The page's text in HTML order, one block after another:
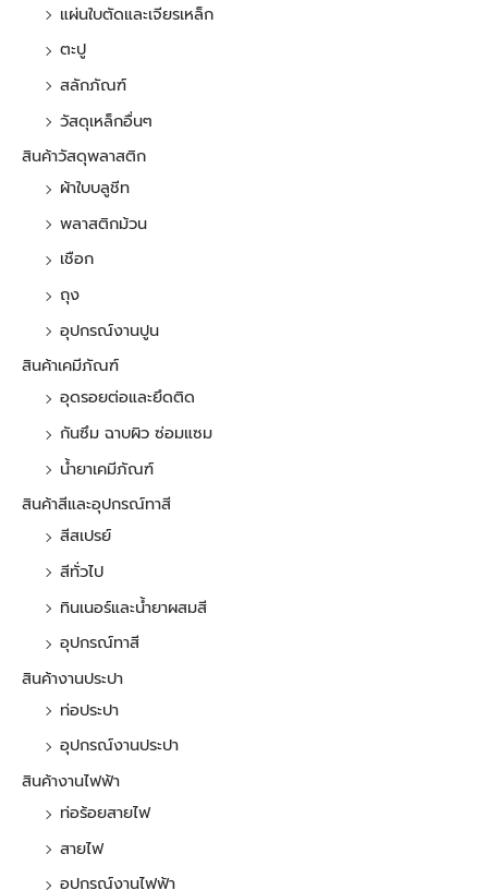
แผ่นใบตัดและเจียรเหล็ก
ตะปู
สลักภัณฑ์
วัสดุเหล็กอื่นๆ
สินค้าวัสดุพลาสติก
ผ้าใบบลูชีท
พลาสติกม้วน
เชือก
ถุง
อุปกรณ์งานปูน
สินค้าเคมีภัณฑ์
อุดรอยต่อและยึดติด
กันซึม ฉาบผิว ซ่อมแซม
น้ำยาเคมีภัณฑ์
สินค้าสีและอุปกรณ์ทาสี
สีสเปรย์
สีทั่วไป
ทินเนอร์และน้ำยาผสมสี
อุปกรณ์ทาสี
สินค้างานประปา
ท่อประปา
อุปกรณ์งานประปา
สินค้างานไฟฟ้า
ท่อร้อยสายไฟ
สายไฟ
อุปกรณ์งานไฟฟ้า